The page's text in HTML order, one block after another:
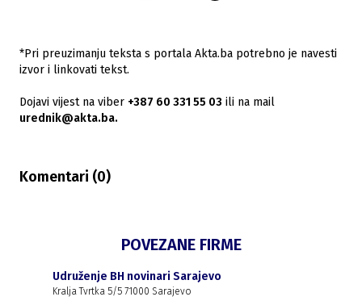
*Pri preuzimanju teksta s portala Akta.ba potrebno je navesti
izvor i linkovati tekst.
Dojavi vijest na viber +387 60 331 55 03 ili na mail
urednik@akta.ba.
Komentari (0)
POVEZANE FIRME
Udruženje BH novinari Sarajevo
Kralja Tvrtka 5/5 71000 Sarajevo